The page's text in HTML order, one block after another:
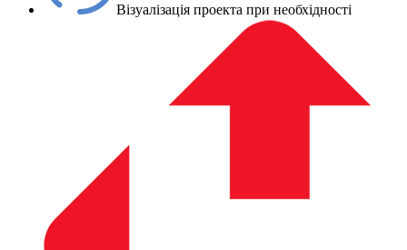
Візуалізація проекта при необхідності